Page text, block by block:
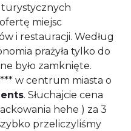
turystycznych
miejsc
i restauracji. Według
prażyła tylko do
było zamknięte.
w centrum miasta o
. Słuchajcie cena
hehe ) za 3
przeliczyliśmy